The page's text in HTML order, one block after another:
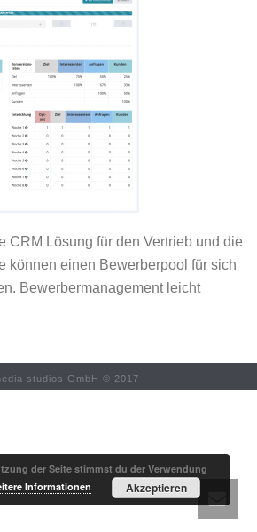
CRM Lösung für den Vertrieb und die
können einen Bewerberpool für sich
Bewerbermanagement leicht
studios GmbH © 2017
der Seite stimmst du der Verwendung
Informationen Akzeptieren